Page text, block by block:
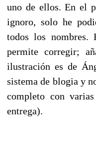
uno de ellos. En el
ignoro, solo he
todos los nombres.
permite corregir;
ilustración es de
sistema de blogia y
completo con
entrega).